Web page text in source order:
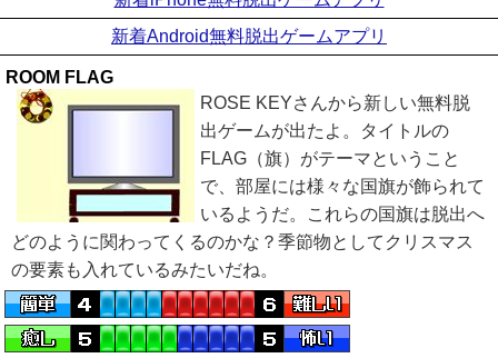
新着Android無料脱出ゲームアプリ
ROOM FLAG
ROSE KEYさんから新しい無料脱
出ゲームが出たよ。タイトルの
FLAG（旗）がテーマということ
で、部屋には様々な国旗が飾られて
いるようだ。これらの国旗は脱出へ
どのように関わってくるのかな？季節物としてクリスマス
の要素も入れているみたいだね。